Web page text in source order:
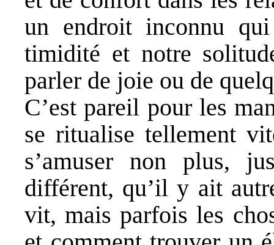
un endroit inconnu
timidité et notre
parler de joie ou de
C’est pareil pour les
se ritualise tellement
s’amuser non plus,
différent, qu’il y ait
vit, mais parfois les